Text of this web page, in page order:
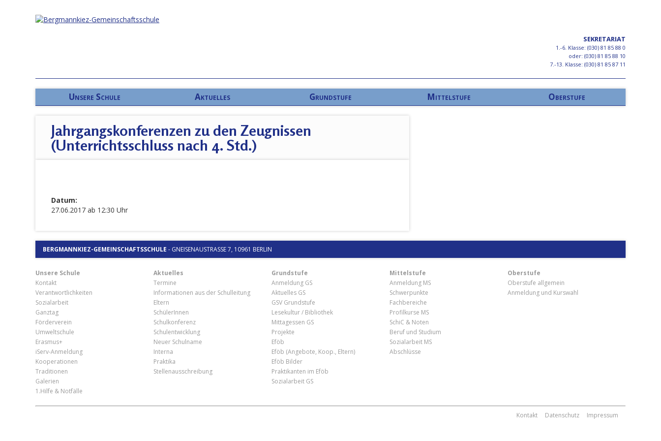
SEKRETARIAT
1.-6. Klasse: (030) 81 85 88 0
oder: (030) 81 85 88 10
7.-13. Klasse: (030) 81 85 87 11
Unsere Schule Aktuelles Grundstufe Mittelstufe Oberstufe
Jahrgangskonferenzen zu den Zeugnissen
(Unterrichtsschluss nach 4. Std.)
Datum:
27.06.2017 ab 12:30 Uhr
BERGMANNKIEZ-GEMEINSCHAFTSSCHULE - GNEISENAUSTRASSE 7, 10961 BERLIN
Unsere Schule
Kontakt
Verantwortlichkeiten
Sozialarbeit
Ganztag
Förderverein
Umweltschule
Erasmus+
iServ-Anmeldung
Kooperationen
Traditionen
Galerien
1.Hilfe & Notfälle
Aktuelles
Termine
Informationen aus der Schulleitung
Eltern
SchülerInnen
Schulkonferenz
Schulentwicklung
Neuer Schulname
Interna
Praktika
Stellenausschreibung
Grundstufe
Anmeldung GS
Aktuelles GS
GSV Grundstufe
Lesekultur / Bibliothek
Mittagessen GS
Projekte
Eföb
Eföb (Angebote, Koop., Eltern)
Eföb Bilder
Praktikanten im Eföb
Sozialarbeit GS
Mittelstufe
Anmeldung MS
Schwerpunkte
Fachbereiche
Profilkurse MS
SchiC & Noten
Beruf und Studium
Sozialarbeit MS
Abschlüsse
Oberstufe
Oberstufe allgemein
Anmeldung und Kurswahl
Kontakt Datenschutz Impressum